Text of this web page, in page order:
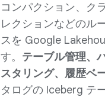
コンパクション、ク
レクションなどのル
スを Google
す。 テーブル管理、
スタリング、履歴ベ
タログの Iceberg テ